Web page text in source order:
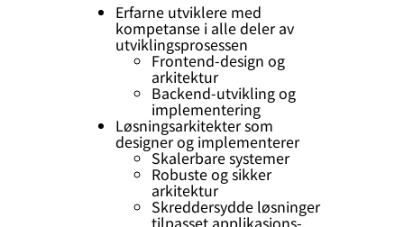
Erfarne utviklere med
kompetanse i alle deler av
utviklingsprosessen
Frontend-design og
arkitektur
Backend-utvikling og
implementering
Løsningsarkitekter som
designer og implementerer
Skalerbare systemer
Robuste og sikker
arkitektur
Skreddersydde løsninger